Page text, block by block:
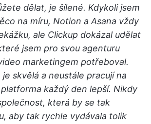
dělat, je šílené. Kdykoli jsem
na míru, Notion a Asana vždy
ale Clickup dokázal udělat
jsem pro svou agenturu
marketingem potřeboval.
skvělá a neustále pracují na
každý den lepší. Nikdy
která by se tak
aby tak rychle vydávala tolik